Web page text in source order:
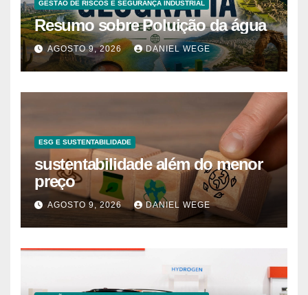
GESTÃO DE RISCOS E SEGURANÇA INDUSTRIAL
Resumo sobre Poluição da água
AGOSTO 9, 2026 DANIEL WEGE
ESG E SUSTENTABILIDADE
sustentabilidade além do menor
preço
AGOSTO 9, 2026 DANIEL WEGE